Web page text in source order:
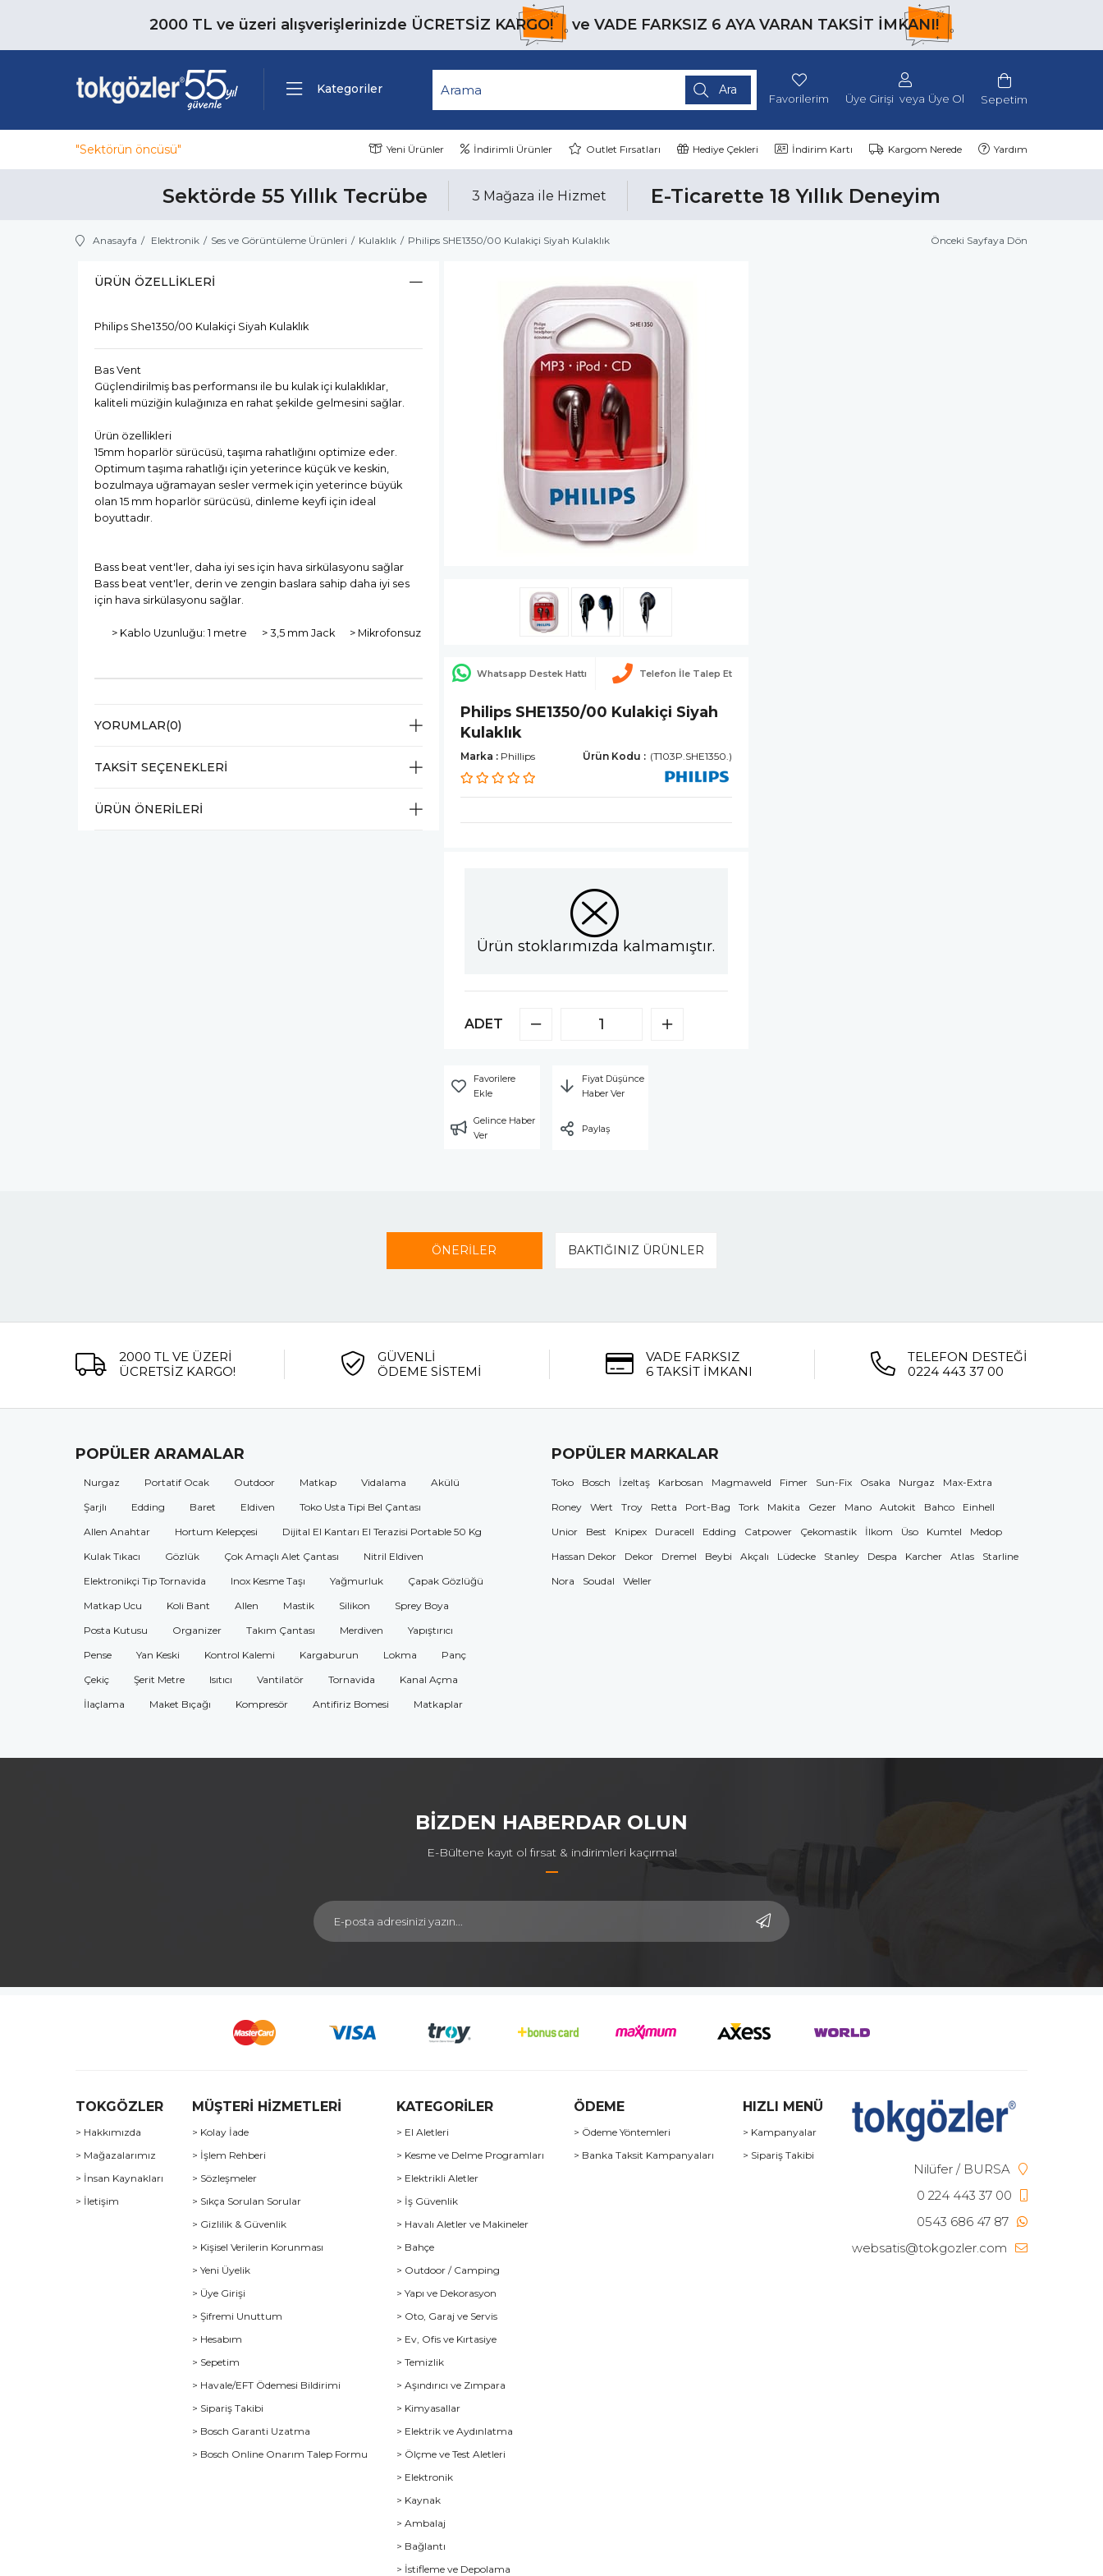
2000 TL ve üzeri alışverişlerinizde ÜCRETSİZ KARGO! ve VADE FARKSIZ 6 AYA VARAN TAKSİT İMKANI!
Kategoriler
Sepetim
Üye Girişi Üye Ol
Favorilerim
"Sektörün öncüsü" Yeni Ürünler İndirimli Ürünler Outlet Fırsatları Hediye Çekleri İndirim Kartı Kargom Nerede Yardım
Sektörde 55 Yıllık Tecrübe 3 Mağaza ile Hizmet E-Ticarette 18 Yıllık Deneyim
Anasayfa Elektronik Ses ve Görüntüleme Ürünleri Kulaklık Philips SHE1350/00 Kulakiçi Siyah Kulaklık Önceki Sayfaya Dön
ÜRÜN ÖZELLIKLERI
Philips She1350/00 Kulakiçi Siyah Kulaklık
Bas Vent
Güçlendirilmiş bas performansı ile bu kulak içi kulaklıklar,
kaliteli müziğin kulağınıza en rahat şekilde gelmesini sağlar.
Ürün özellikleri
15mm hoparlör sürücüsü, taşıma rahatlığını optimize eder.
Optimum taşıma rahatlığı için yeterince küçük ve keskin,
bozulmaya uğramayan sesler vermek için yeterince büyük
olan 15 mm hoparlör sürücüsü, dinleme keyfi için ideal
boyuttadır.
Bass beat vent'ler, daha iyi ses için hava sirkülasyonu sağlar
Bass beat vent'ler, derin ve zengin baslara sahip daha iyi ses
için hava sirkülasyonu sağlar.
> Kablo Uzunluğu: 1 metre > 3,5 mm Jack > Mikrofonsuz
YORUMLAR(0)
TAKSIT SEÇENEKLERI
ÜRÜN ÖNERILERI
Whatsapp Destek Hattı Telefon İle Talep Et
Philips SHE1350/00 Kulakiçi Siyah
Kulaklık
Marka : Phillips (T103P.SHE1350.)
Ürün stoklarımızda kalmamıştır.
ADET
Favorilere
Ekle
Fiyat Düşünce
Haber Ver
Gelince Haber
Ver
Paylaş
ÖNERİLER BAKTIĞINIZ ÜRÜNLER
2000 TL VE ÜZERİ
ÜCRETSİZ KARGO!
GÜVENLİ
ÖDEME SİSTEMİ
VADE FARKSIZ
6 TAKSİT İMKANI
TELEFON DESTEĞİ
0224 443 37 00
POPÜLER ARAMALAR
Nurgaz Portatif Ocak Outdoor Matkap Vidalama
Akülü
Şarjlı
Edding Baret Eldiven
Toko Usta Tipi Bel Çantası
Allen Anahtar
Hortum Kelepçesi
Dijital El Kantarı El Terazisi Portable 50 Kg
Kulak Tıkacı
Gözlük Çok Amaçlı Alet Çantası
Nitril Eldiven
Elektronikçi Tip Tornavida
Inox Kesme Taşı Yağmurluk
Çapak Gözlüğü
Matkap Ucu
Koli Bant Allen Mastik Silikon
Sprey Boya
Posta Kutusu
Organizer Takım Çantası Merdiven
Yapıştırıcı
Pense
Yan Keski Kontrol Kalemi Kargaburun Lokma
Panç
Çekiç
Şerit Metre Isıtıcı Vantilatör Tornavida
Kanal Açma
İlaçlama
Maket Bıçağı Kompresör Antifiriz Bomesi Matkaplar
POPÜLER MARKALAR
Toko Bosch İzeltaş Karbosan Magmaweld Fimer Sun-Fix Osaka Nurgaz
Max-Extra
Roney
Wert Troy Retta Port-Bag Tork Makita Gezer Mano Autokit Bahco
Einhell
Unior
Best Knipex Duracell Edding Catpower Çekomastik İlkom Üso Kumtel
Medop
Hassan Dekor
Dekor Dremel Beybi Akçalı Lüdecke Stanley Despa Karcher Atlas
Starline
Nora
Soudal Weller
BİZDEN HABERDAR OLUN
E-Bültene kayıt ol fırsat & indirimleri kaçırma!
TOKGÖZLER
> Hakkımızda
> Mağazalarımız
> İnsan Kaynakları
> İletişim
MÜŞTERİ HİZMETLERİ
> Kolay İade
> İşlem Rehberi
> Sözleşmeler
> Sıkça Sorulan Sorular
> Gizlilik & Güvenlik
> Kişisel Verilerin Korunması
> Yeni Üyelik
> Üye Girişi
> Şifremi Unuttum
> Hesabım
> Sepetim
> Havale/EFT Ödemesi Bildirimi
> Sipariş Takibi
> Bosch Garanti Uzatma
> Bosch Online Onarım Talep Formu
KATEGORİLER
> El Aletleri
> Kesme ve Delme Programları
> Elektrikli Aletler
> İş Güvenlik
> Havalı Aletler ve Makineler
> Bahçe
> Outdoor / Camping
> Yapı ve Dekorasyon
> Oto, Garaj ve Servis
> Ev, Ofis ve Kırtasiye
> Temizlik
> Aşındırıcı ve Zımpara
> Kimyasallar
> Elektrik ve Aydınlatma
> Ölçme ve Test Aletleri
> Elektronik
> Kaynak
> Ambalaj
> Bağlantı
> İstifleme ve Depolama
ÖDEME
> Ödeme Yöntemleri
> Banka Taksit Kampanyaları
HIZLI MENÜ
> Kampanyalar
> Sipariş Takibi
Nilüfer / BURSA
0 224 443 37 00
0543 686 47 87
websatis@tokgozler.com